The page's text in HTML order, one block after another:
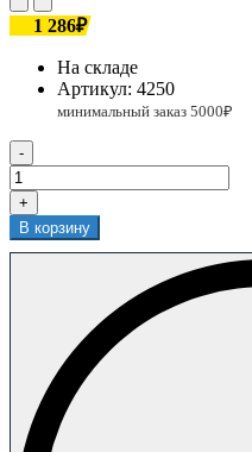
1 286₽
На складе
Артикул: 4250
-
+
В корзину